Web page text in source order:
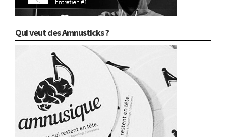
Qui veut des Amnusticks ?